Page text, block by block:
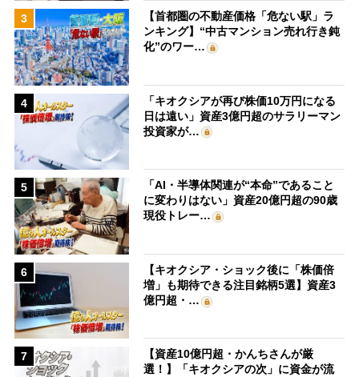
3
【首都圏の不動産価格「危ない駅」ラ
ンキング】“中古マンション売れ行き鈍
化”のワー…
4
「キオクシアが再び株価10万円になる
日は遠い」資産3億円超のサラリーマン
投資家が…
5
「AI・半導体関連が“本命”であること
に変わりはない」資産20億円超の90歳
現役トレー…
6
【キオクシア・ショック後に「株価倍
増」も期待できる注目銘柄5選】資産3
億円超・…
7
【資産10億円超・かんちさんが厳
選！】「キオクシアの次」に資金が流